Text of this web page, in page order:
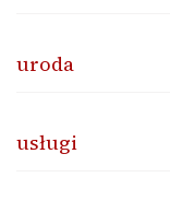
uroda
usługi